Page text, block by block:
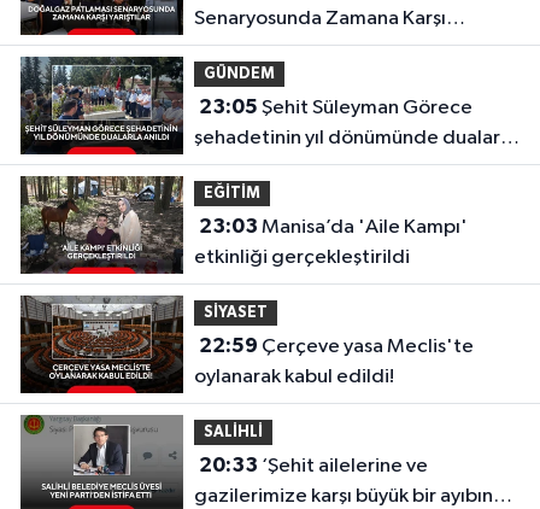
Senaryosunda Zamana Karşı
Yarıştılar
GÜNDEM
23:05
şehadetinin yıl dönümünde dualarla
anıldı
EĞİTİM
23:03
etkinliği gerçekleştirildi
SİYASET
22:59
oylanarak kabul edildi!
SALİHLİ
20:33
gazilerimize karşı büyük bir ayıbın